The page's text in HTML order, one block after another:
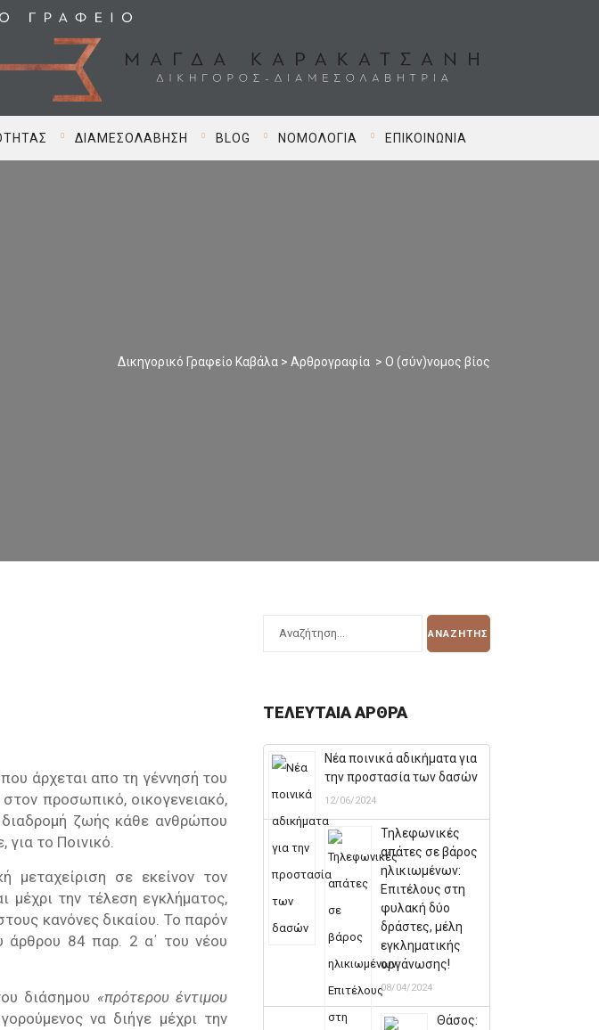
ΔΙΑΜΕΣΟΛΆΒΗΣΗ BLOG ΝΟΜΟΛΟΓΊΑ ΕΠΙΚΟΙΝΩΝΊΑ
Δικηγορικό Γραφείο Καβάλα > Αρθρογραφία > Ο (σύν)νομος βίος
άρχεται απο τη γέννησή του
προσωπικό, οικογενειακό,
διαδρομή ζωής κάθε ανθρώπου
για το Ποινικό.
μεταχείριση σε εκείνον τον
μέχρι την τέλεση εγκλήματος,
κανόνες δικαίου. Το παρόν
άρθρου 84 παρ. 2 α΄ του νέου
διάσημου «πρότερου έντιμου
να διήγε μέχρι την
ΤΕΛΕΥΤΑΊΑ ΆΡΘΡΑ
Νέα ποινικά αδικήματα για
την προστασία των δασών
12/06/2024
Τηλεφωνικές
απάτες σε βάρος
ηλικιωμένων:
Επιτέλους στη
φυλακή δύο
δράστες, μέλη
εγκληματικής
οργάνωσης!
08/04/2024
Θάσος: